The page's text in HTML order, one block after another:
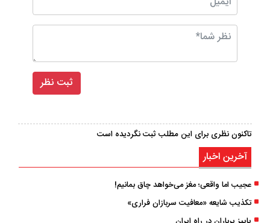
تاکنون نظری برای این مطلب ثبت نگردیده است
آخرین اخبار
عجیب اما واقعی؛ مغز می‌خواهد چاق بمانیم!
تکذیب شایعه «معافیت سربازان فراری»